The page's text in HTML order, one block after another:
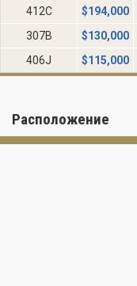
412C $194,000
307B
$130,000
406J
$115,000
Расположение